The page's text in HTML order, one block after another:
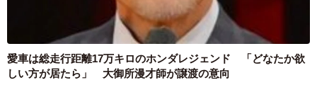
愛車は総走行距離17万キロのホンダレジェンド 「どなたか欲
しい方が居たら」 大御所漫才師が譲渡の意向